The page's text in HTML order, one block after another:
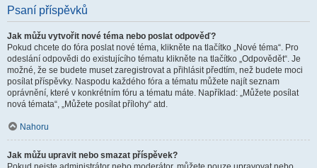
Psaní příspěvků
Jak můžu vytvořit nové téma nebo poslat odpověď?
Pokud chcete do fóra poslat nové téma, klikněte na tlačítko „Nové téma“. Pro
odeslání odpovědi do existujícího tématu klikněte na tlačítko „Odpovědět“. Je
možné, že se budete muset zaregistrovat a přihlásit předtím, než budete moci
posílat příspěvky. Naspodu každého fóra a tématu můžete najít seznam
oprávnění, které v konkrétním fóru a tématu máte. Například: „Můžete posílat
nová témata“, „Můžete posílat přílohy“ atd.
Nahoru
Jak můžu upravit nebo smazat příspěvek?